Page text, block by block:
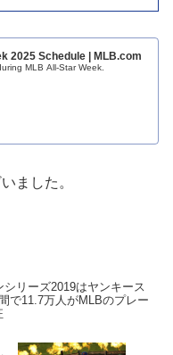
2025 Schedule | MLB.com
MLB All-Star Week.
ました。
シリーズ2019はヤンキース
で11.7万人がMLBのプレー